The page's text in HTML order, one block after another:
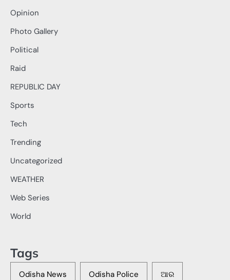
Opinion
Photo Gallery
Political
Raid
REPUBLIC DAY
Sports
Tech
Trending
Uncategorized
WEATHER
Web Series
World
Tags
Odisha News Odisha Police ଆର